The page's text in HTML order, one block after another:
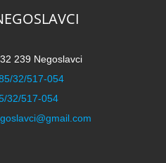
239 Negoslavci
32/517-054
32/517-054